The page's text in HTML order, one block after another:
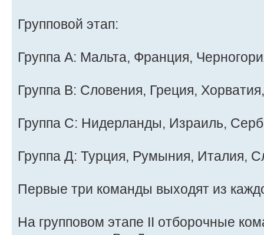
Групповой этап:
Группа A: Мальта, Франция,
Группа B: Словения, Греция,
Группа C: Нидерланды, Израиль,
Группа Д: Турция, Румыния, Италия,
Первые три команды выходят из
На групповом этапе II отборочные